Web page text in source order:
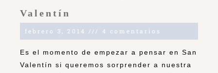
Valentín
febrero 3, 2014 4 comentarios
Es el momento de empezar a pensar en San
Valentín si queremos sorprender a nuestra